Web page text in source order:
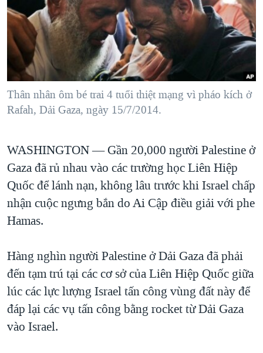
"Tìm"NGƯỜI VIỆT HẢI NGOẠI
ĐỜI SỐNG
KINH TẾ
KHOA HỌC
SỨC KHOẺ
VĂN HOÁ
HÀNH TRÌNH BẦU CỬ 2024
MỘT NĂM CHIẾN TRANH TẠI DẢI GAZA
GIẢI MÃ VÀNH ĐAI & CON ĐƯỜNG
TRỊNH VĨNH BÌNH - NGƯỜI HẠ 'BÊN THẮNG CUỘC'
CHI PHÍ CHIẾN TRANH AFGHANISTAN
CÁC GIÁ TRỊ CỘNG HÒA Ở VIỆT NAM
THƯỢNG ĐỈNH TRUMP-KIM TẠI VIỆT NAM
BÊN KIA QUỐC LỘ: TIẾNG VỌNG TỪ NÔNG THÔN MỸ
QUAN HỆ VIỆT MỸ
VIDEO
NGHE
MẠNG XÃ HỘI
Ngôn ngữ khác
Thân nhân ôm bé trai 4 tuổi thiệt mạng vì pháo kích ở
Rafah, Dải Gaza, ngày 15/7/2014.
WASHINGTON —Gần 20,000 người Palestine ở
Gaza đã rủ nhau vào các trường học Liên Hiệp
Quốc để lánh nạn, không lâu trước khi Israel chấp
nhận cuộc ngưng bắn do Ai Cập điều giải với phe
Hamas.
Hàng nghìn người Palestine ở Dải Gaza đã phải
đến tạm trú tại các cơ sở của Liên Hiệp Quốc giữa
lúc các lực lượng Israel tấn công vùng đất này để
đáp lại các vụ tấn công bằng rocket từ Dải Gaza
vào Israel.